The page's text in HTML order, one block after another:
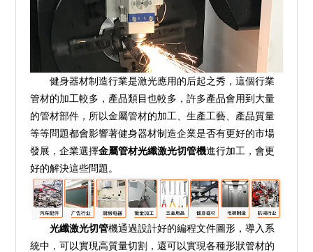
健身器材制造行業是激光應用的后起之秀，這個行業
管材的加工較多，產品類目也較多，許多產品會用到大量
的管材部件，所以金屬管材的加工、生產工藝、產品質量
等等問題都會影響著健身器材制造企業是否有更好的市場
發展，企業選擇金屬管材光纖激光切管機進行加工，會更
好的解決這些問題。
光纖激光切管機通過設計好的編程文件圖形，導入系
統中，可以實現高質量切割，還可以實現各種形狀管材的